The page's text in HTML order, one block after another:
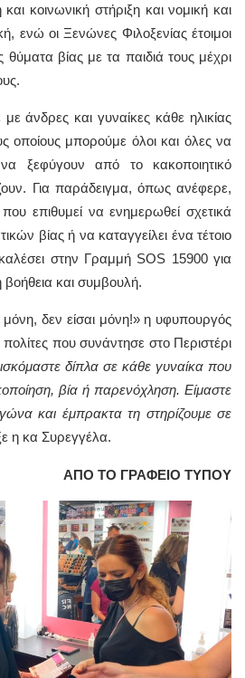
κοινωνική στήριξη και νομική και
ενώ οι Ξενώνες Φιλοξενίας έτοιμοι
βίας με τα παιδιά τους μέχρι
άνδρες και γυναίκες κάθε ηλικίας
οποίους μπορούμε όλοι και όλες να
ξεφύγουν από το κακοποιητικό
Για παράδειγμα, όπως ανέφερε,
επιθυμεί να ενημερωθεί σχετικά
βίας ή να καταγγείλει ένα τέτοιο
στην Γραμμή SOS 15900 για
βοήθεια και συμβουλή.
δεν είσαι μόνη!» η υφυπουργός
που συνάντησε στο Περιστέρι
δίπλα σε κάθε γυναίκα που
βία ή παρενόχληση. Είμαστε
και έμπρακτα τη στηρίζουμε σε
η κα Συρεγγέλα.
ΑΠΟ ΤΟ ΓΡΑΦΕΙΟ ΤΥΠΟΥ